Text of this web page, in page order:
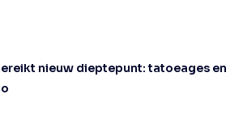
nieuw dieptepunt: tatoeages en